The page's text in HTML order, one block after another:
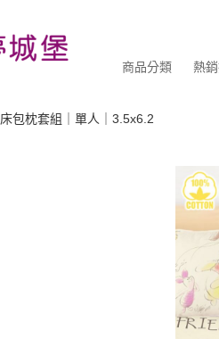
商品分類 熱
床包枕套組｜單人｜3.5x6.2